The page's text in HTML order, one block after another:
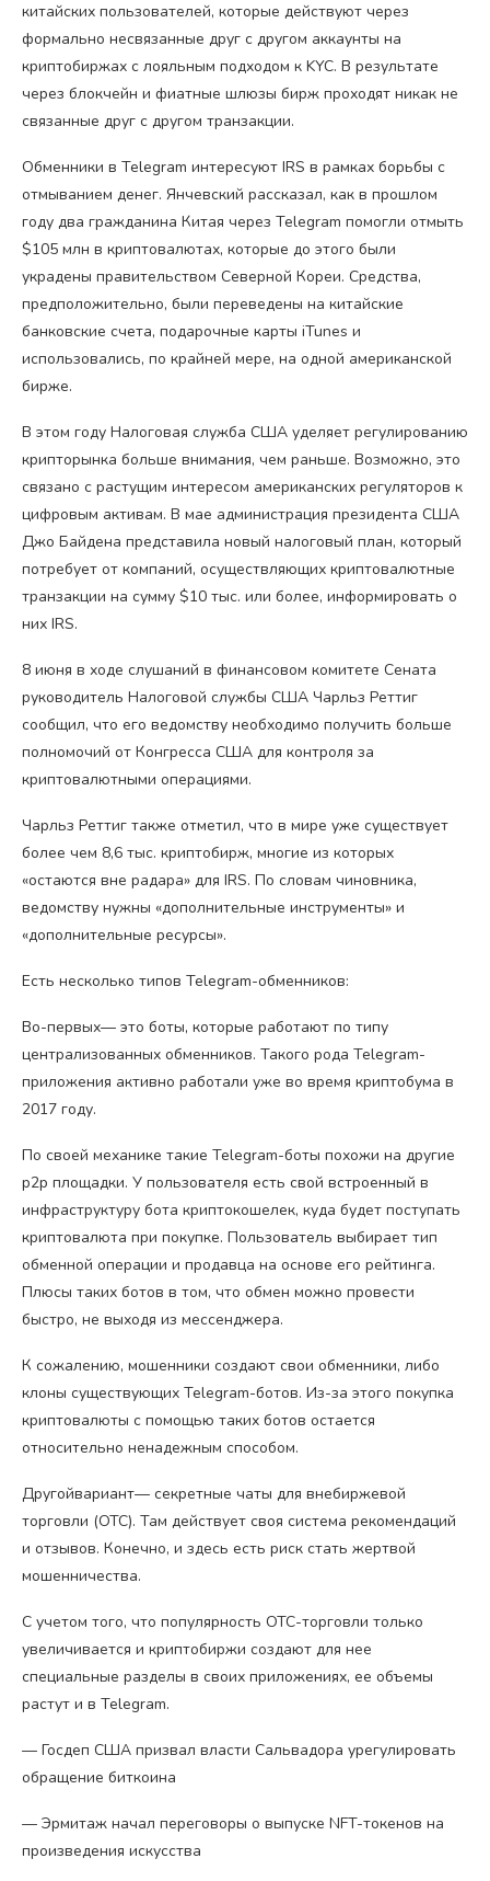
китайских пользователей, которые действуют через
формально несвязанные друг с другом аккаунты на
криптобиржах с лояльным подходом к KYC. В результате
через блокчейн и фиатные шлюзы бирж проходят никак не
связанные друг с другом транзакции.
Обменники в Telegram интересуют IRS в рамках борьбы с
отмыванием денег. Янчевский рассказал, как в прошлом
году два гражданина Китая через Telegram помогли отмыть
$105 млн в криптовалютах, которые до этого были
украдены правительством Северной Кореи. Средства,
предположительно, были переведены на китайские
банковские счета, подарочные карты iTunes и
использовались, по крайней мере, на одной американской
бирже.
В этом году Налоговая служба США уделяет регулированию
крипторынка больше внимания, чем раньше. Возможно, это
связано с растущим интересом американских регуляторов к
цифровым активам. В мае администрация президента США
Джо Байдена представила новый налоговый план, который
потребует от компаний, осуществляющих криптовалютные
транзакции на сумму $10 тыс. или более, информировать о
них IRS.
8 июня в ходе слушаний в финансовом комитете Сената
руководитель Налоговой службы США Чарльз Реттиг
сообщил, что его ведомству необходимо получить больше
полномочий от Конгресса США для контроля за
криптовалютными операциями.
Чарльз Реттиг также отметил, что в мире уже существует
более чем 8,6 тыс. криптобирж, многие из которых
«остаются вне радара» для IRS. По словам чиновника,
ведомству нужны «дополнительные инструменты» и
«дополнительные ресурсы».
Есть несколько типов Telegram-обменников:
Во-первых— это боты, которые работают по типу
централизованных обменников. Такого рода Telegram-
приложения активно работали уже во время криптобума в
2017 году.
По своей механике такие Telegram-боты похожи на другие
p2p площадки. У пользователя есть свой встроенный в
инфраструктуру бота криптокошелек, куда будет поступать
криптовалюта при покупке. Пользователь выбирает тип
обменной операции и продавца на основе его рейтинга.
Плюсы таких ботов в том, что обмен можно провести
быстро, не выходя из мессенджера.
К сожалению, мошенники создают свои обменники, либо
клоны существующих Telegram-ботов. Из-за этого покупка
криптовалюты с помощью таких ботов остается
относительно ненадежным способом.
Другойвариант— секретные чаты для внебиржевой
торговли (OTC). Там действует своя система рекомендаций
и отзывов. Конечно, и здесь есть риск стать жертвой
мошенничества.
С учетом того, что популярность OTC-торговли только
увеличивается и криптобиржи создают для нее
специальные разделы в своих приложениях, ее объемы
растут и в Telegram.
— Госдеп США призвал власти Сальвадора урегулировать
обращение биткоина
— Эрмитаж начал переговоры о выпуске NFT-токенов на
произведения искусства